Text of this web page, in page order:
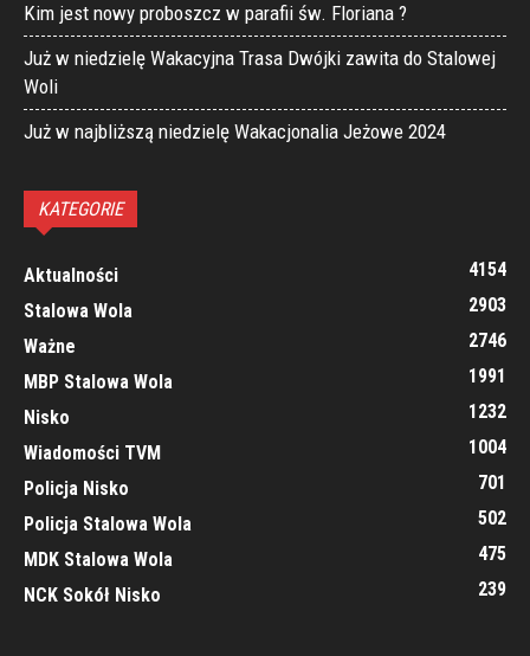
Kim jest nowy proboszcz w parafii św. Floriana ?
Już w niedzielę Wakacyjna Trasa Dwójki zawita do Stalowej
Woli
Już w najbliższą niedzielę Wakacjonalia Jeżowe 2024
KATEGORIE
Aktualności
4154
Stalowa Wola
2903
Ważne
2746
MBP Stalowa Wola
1991
Nisko
1232
Wiadomości TVM
1004
Policja Nisko
701
Policja Stalowa Wola
502
MDK Stalowa Wola
475
NCK Sokół Nisko
239